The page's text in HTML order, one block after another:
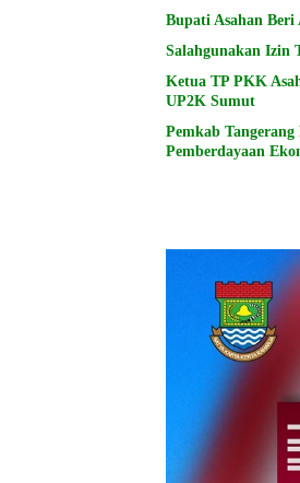
Bupati Asahan Beri
Salahgunakan Izin
Ketua TP PKK
UP2K Sumut
Pemkab
Pemberdayaan